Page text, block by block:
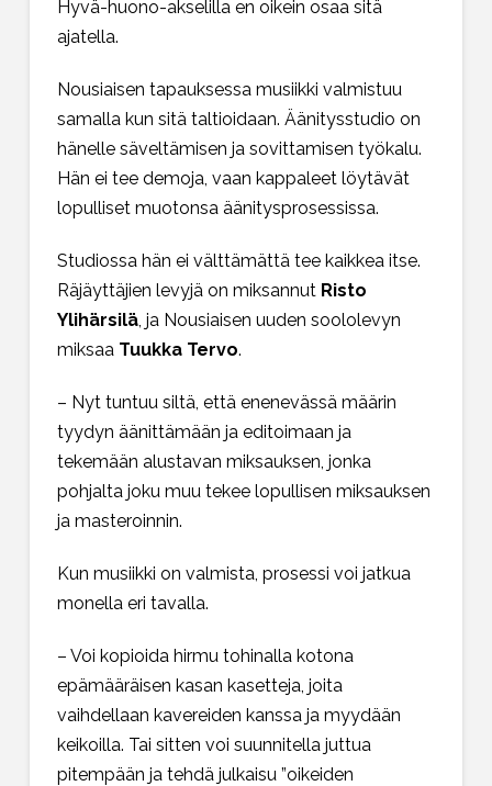
Hyvä-huono-akselilla en oikein osaa sitä
ajatella.
Nousiaisen tapauksessa musiikki valmistuu
samalla kun sitä taltioidaan. Äänitysstudio on
hänelle säveltämisen ja sovittamisen työkalu.
Hän ei tee demoja, vaan kappaleet löytävät
lopulliset muotonsa äänitysprosessissa.
Studiossa hän ei välttämättä tee kaikkea itse.
Räjäyttäjien levyjä on miksannut Risto
Ylihärsilä, ja Nousiaisen uuden soololevyn
miksaa Tuukka Tervo.
– Nyt tuntuu siltä, että enenevässä määrin
tyydyn äänittämään ja editoimaan ja
tekemään alustavan miksauksen, jonka
pohjalta joku muu tekee lopullisen miksauksen
ja masteroinnin.
Kun musiikki on valmista, prosessi voi jatkua
monella eri tavalla.
– Voi kopioida hirmu tohinalla kotona
epämääräisen kasan kasetteja, joita
vaihdellaan kavereiden kanssa ja myydään
keikoilla. Tai sitten voi suunnitella juttua
pitempään ja tehdä julkaisu ”oikeiden